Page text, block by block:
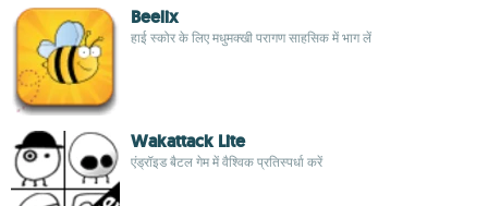
Beelix
हाई स्कोर के लिए मधुमक्खी परागण साहसिक में भाग लें
Wakattack Lite
एंड्रॉइड बैटल गेम में वैश्विक प्रतिस्पर्धा करें